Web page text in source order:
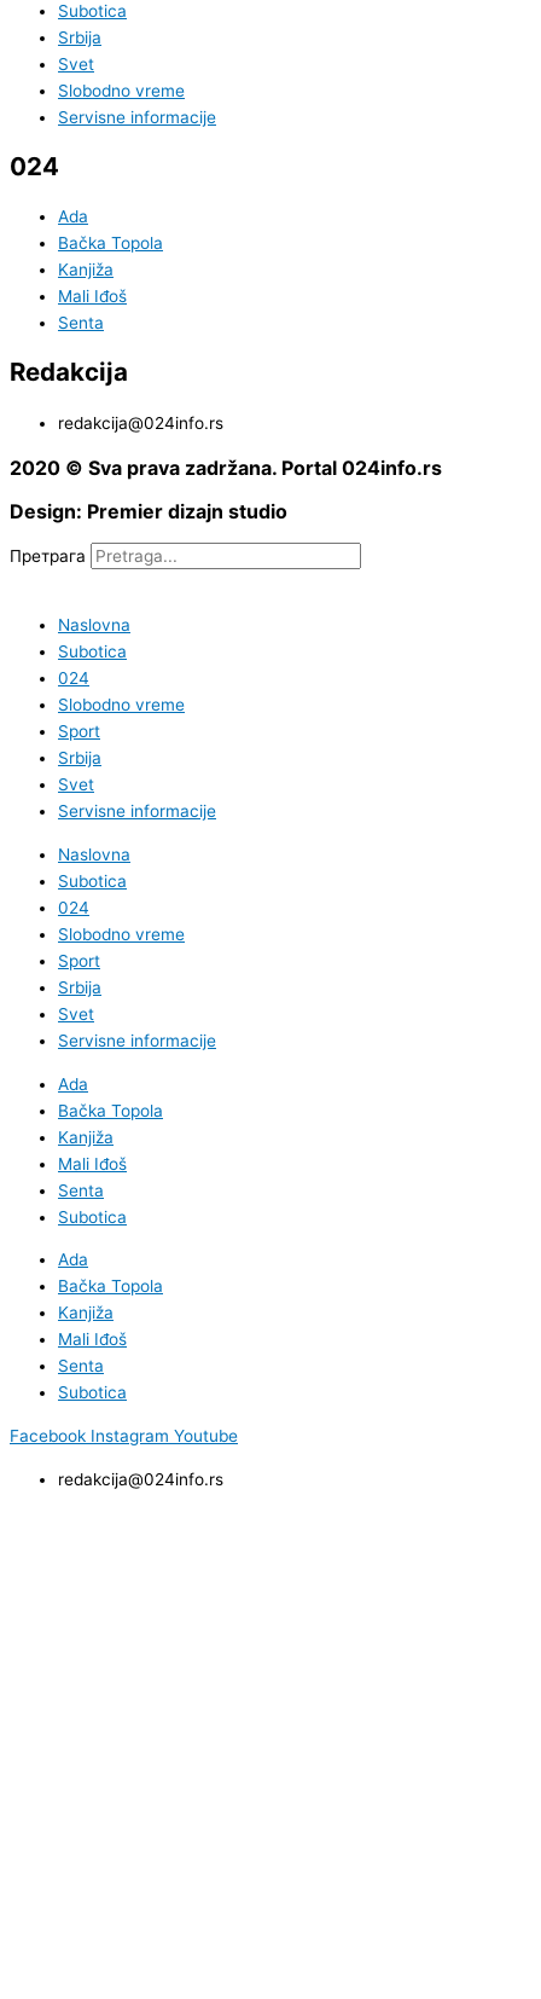
Subotica
Srbija
Svet
Slobodno vreme
Servisne informacije
024
Ada
Bačka Topola
Kanjiža
Mali Iđoš
Senta
Redakcija
redakcija@024info.rs
2020 © Sva prava zadržana. Portal 024info.rs
Design: Premier dizajn studio
Претрага
Naslovna
Subotica
024
Slobodno vreme
Sport
Srbija
Svet
Servisne informacije
Naslovna
Subotica
024
Slobodno vreme
Sport
Srbija
Svet
Servisne informacije
Ada
Bačka Topola
Kanjiža
Mali Iđoš
Senta
Subotica
Ada
Bačka Topola
Kanjiža
Mali Iđoš
Senta
Subotica
Facebook Instagram Youtube
redakcija@024info.rs